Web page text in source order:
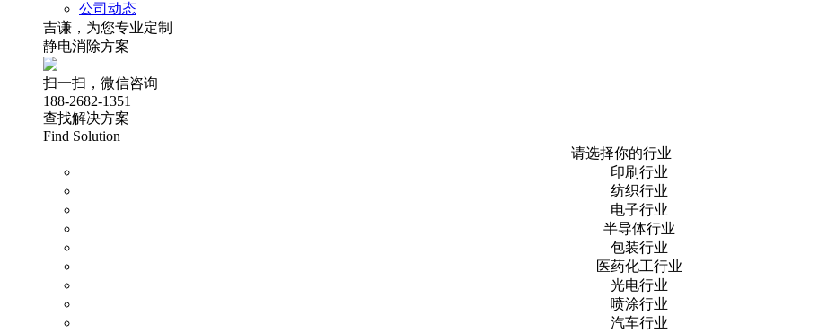
公司动态
吉谦，为您专业定制
静电消除方案
扫一扫，微信咨询
188-2682-1351
查找解决方案
Find Solution
请选择你的行业
印刷行业
纺织行业
电子行业
半导体行业
包装行业
医药化工行业
光电行业
喷涂行业
汽车行业